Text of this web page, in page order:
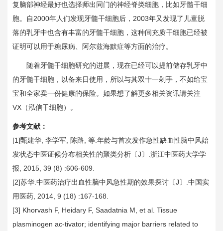
复脑部神经最好也选择师出同门的神经脊类细胞，比如牙髓干细
胞。自2000年人们发现牙髓干细胞后，2003年又发现了儿童脱
落的乳牙中也含有丰富的牙髓干细胞，这种间充质干细胞已经被
证明可以用于糖尿病、阿尔兹海默症等方面的治疗。
随着牙髓干细胞研究的进展，现在已经可以提前储存乳牙中
的牙髓干细胞，以备来日使用，所以与其双十一剁手，不如给宝
宝和全家卖一份健康的保险。如果想了解更多相关资讯请关注
VX（泓信干细胞）。
参考文献：
[1]甄建华, 李学军, 陈路, 等.年龄与首次发作急性缺血性脑中风始
发状态中医证候分布相关性的聚类分析〔J〕.浙江中医药大学学
报, 2015, 39 (8) :606-609.
[2]苏华.中医药治疗出血性脑中风急性期的效果探讨〔J〕.中国实
用医药, 2014, 9 (18) :167-168.
[3] Khorvash F, Heidary F, Saadatnia M, et al. Tissue
plasminogen ac-tivator; identifying major barriers related to